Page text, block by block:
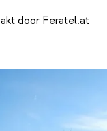
door Feratel.at